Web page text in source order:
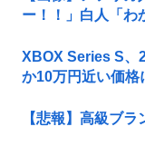
ー！！」白人「わ
XBOX Series S、
か10万円近い価格
【悲報】高級ブ